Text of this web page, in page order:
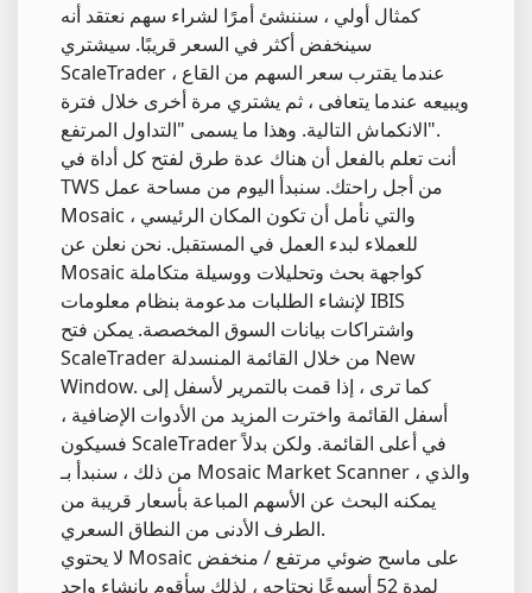
كمثال أولي ، سننشئ أمرًا لشراء سهم نعتقد أنه
سينخفض أكثر في السعر قريبًا. سيشتري
ScaleTrader عندما يقترب سعر السهم من القاع ،
ويبيعه عندما يتعافى ، ثم يشتري مرة أخرى خلال فترة
الانكماش التالية. وهذا ما يسمى "التداول المرتفع".
أنت تعلم بالفعل أن هناك عدة طرق لفتح كل أداة في
TWS من أجل راحتك. سنبدأ اليوم من مساحة عمل
Mosaic ، والتي نأمل أن تكون المكان الرئيسي
للعملاء لبدء العمل في المستقبل. نحن نعلن عن
Mosaic كواجهة بحث وتحليلات ووسيلة متكاملة
لإنشاء الطلبات مدعومة بنظام معلومات IBIS
واشتراكات بيانات السوق المخصصة. يمكن فتح
ScaleTrader من خلال القائمة المنسدلة New
Window. كما ترى ، إذا قمت بالتمرير لأسفل إلى
أسفل القائمة واخترت المزيد من الأدوات الإضافية ،
فسيكون ScaleTrader في أعلى القائمة. ولكن بدلاً
من ذلك ، سنبدأ بـ Mosaic Market Scanner ، والذي
يمكنه البحث عن الأسهم المباعة بأسعار قريبة من
الطرف الأدنى من النطاق السعري.
لا يحتوي Mosaic على ماسح ضوئي مرتفع / منخفض
لمدة 52 أسبوعًا نحتاجه ، لذلك سأقوم بإنشاء واحد